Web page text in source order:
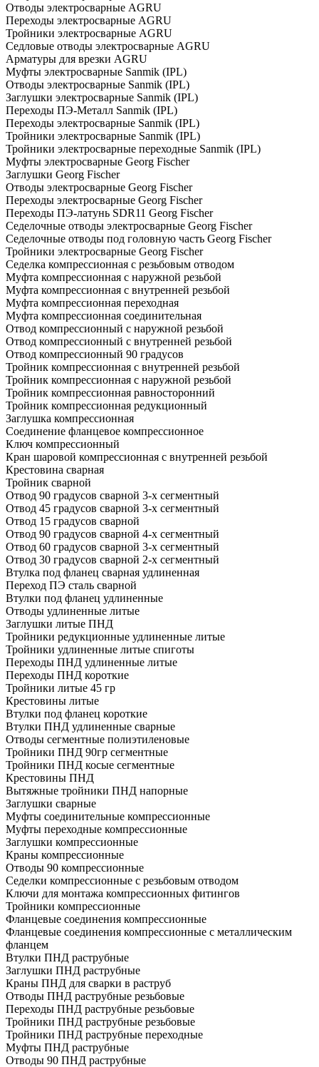
Отводы электросварные AGRU
Переходы электросварные AGRU
Тройники электросварные AGRU
Седловые отводы электросварные AGRU
Арматуры для врезки AGRU
Муфты электросварные Sanmik (IPL)
Отводы электросварные Sanmik (IPL)
Заглушки электросварные Sanmik (IPL)
Переходы ПЭ-Металл Sanmik (IPL)
Переходы электросварные Sanmik (IPL)
Тройники электросварные Sanmik (IPL)
Тройники электросварные переходные Sanmik (IPL)
Муфты электросварные Georg Fischer
Заглушки Georg Fischer
Отводы электросварные Georg Fischer
Переходы электросварные Georg Fischer
Переходы ПЭ-латунь SDR11 Georg Fischer
Седелочные отводы электросварные Georg Fischer
Седелочные отводы под головную часть Georg Fischer
Тройники электросварные Georg Fischer
Седелка компрессионная с резьбовым отводом
Муфта компрессионная с наружной резьбой
Муфта компрессионная с внутренней резьбой
Муфта компрессионная переходная
Муфта компрессионная соединительная
Отвод компрессионный с наружной резьбой
Отвод компрессионный с внутренней резьбой
Отвод компрессионный 90 градусов
Тройник компрессионная с внутренней резьбой
Тройник компрессионная с наружной резьбой
Тройник компрессионная равносторонний
Тройник компрессионная редукционный
Заглушка компрессионная
Соединение фланцевое компрессионное
Ключ компрессионный
Кран шаровой компрессионная с внутренней резьбой
Крестовина сварная
Тройник сварной
Отвод 90 градусов сварной 3-х сегментный
Отвод 45 градусов сварной 3-х сегментный
Отвод 15 градусов сварной
Отвод 90 градусов сварной 4-х сегментный
Отвод 60 градусов сварной 3-х сегментный
Отвод 30 градусов сварной 2-х сегментный
Втулка под фланец сварная удлиненная
Переход ПЭ сталь сварной
Втулки под фланец удлиненные
Отводы удлиненные литые
Заглушки литые ПНД
Тройники редукционные удлиненные литые
Тройники удлиненные литые спиготы
Переходы ПНД удлиненные литые
Переходы ПНД короткие
Тройники литые 45 гр
Крестовины литые
Втулки под фланец короткие
Втулки ПНД удлиненные сварные
Отводы сегментные полиэтиленовые
Тройники ПНД 90гр сегментные
Тройники ПНД косые сегментные
Крестовины ПНД
Вытяжные тройники ПНД напорные
Заглушки сварные
Муфты соединительные компрессионные
Муфты переходные компрессионные
Заглушки компрессионные
Краны компрессионные
Отводы 90 компрессионные
Седелки компрессионные с резьбовым отводом
Ключи для монтажа компрессионных фитингов
Тройники компрессионные
Фланцевые соединения компрессионные
Фланцевые соединения компрессионные с металлическим
фланцем
Втулки ПНД раструбные
Заглушки ПНД раструбные
Краны ПНД для сварки в раструб
Отводы ПНД раструбные резьбовые
Переходы ПНД раструбные резьбовые
Тройники ПНД раструбные резьбовые
Тройники ПНД раструбные переходные
Муфты ПНД раструбные
Отводы 90 ПНД раструбные